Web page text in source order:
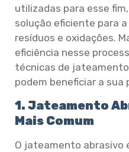
utilizadas para esse
solução eficiente para
resíduos e oxidações.
eficiência nesse
técnicas de
podem beneficiar a sua
1. Jateamento
Mais Comum
O jateamento abrasivo